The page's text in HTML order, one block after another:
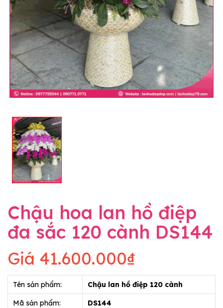
Chậu hoa lan hồ điệp
đa sắc 120 cành DS144
Giá 41.600.000₫
Tên sản phẩm: Chậu lan hồ điệp 120 cành
Mã sản phẩm: DS144